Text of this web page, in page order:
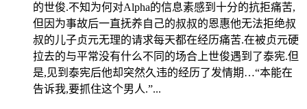
的世俊.不知为何对Alpha的信息素感到十分的抗拒痛苦,
但因为事故后一直抚养自己的叔叔的恩惠他无法拒绝叔
叔的儿子贞元无理的请求每天都在经历痛苦.在被贞元硬
拉去的与平常没有什么不同的场合上世俊遇到了泰宪.但
是,见到泰宪后他却突然久违的经历了发情期…“本能在
告诉我,要抓住这个男人.”...